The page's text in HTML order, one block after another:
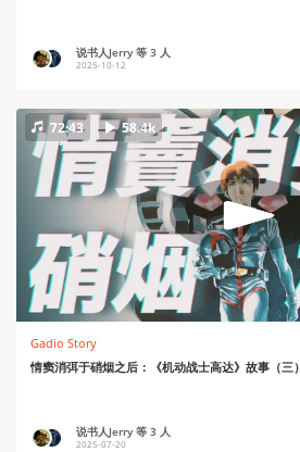
说书人Jerry 等 3 人
2025-10-12
72:43 58.4k
Gadio Story
情窦消弭于硝烟之后：《机动战士高达》故事（三）
说书人Jerry 等 3 人
2025-07-20